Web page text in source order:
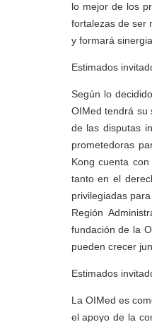
lo mejor de los
fortalezas de ser
y formará
Estimados
Según lo
OIMed tendrá su
de las disputas
prometedoras
Kong cuenta
tanto en el
privilegiadas
Región
fundación de la
pueden crecer
Estimados
La OIMed es
el apoyo de la